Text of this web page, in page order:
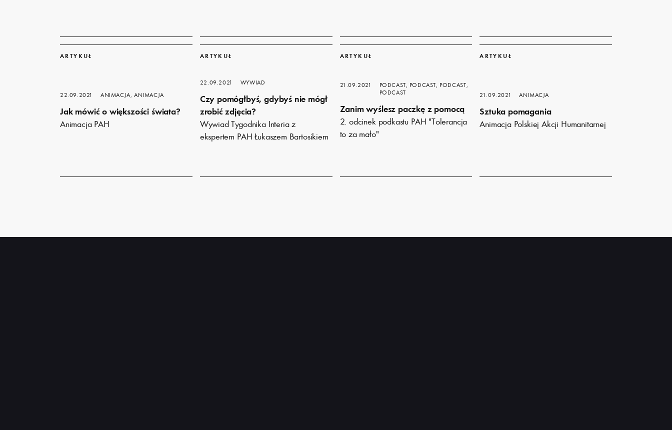
ARTYKUŁ
22.09.2021 ANIMACJA, ANIMACJA
Jak mówić o większości świata?
Animacja PAH
się
ARTYKUŁ
22.09.2021 WYWIAD
Czy pomógłbyś, gdybyś nie mógł
zrobić zdjęcia?
Wywiad Tygodnika Interia z
ekspertem PAH Łukaszem Bartosikiem
się
ARTYKUŁ
21.09.2021
PODCAST, PODCAST, PODCAST,
PODCAST
Zanim wyślesz paczkę z pomocą
2. odcinek podkastu PAH "Tolerancja
to za mało"
się
ARTYKUŁ
21.09.2021 ANIMACJA
Sztuka pomagania
Animacja Polskiej Akcji Humanitarnej
się